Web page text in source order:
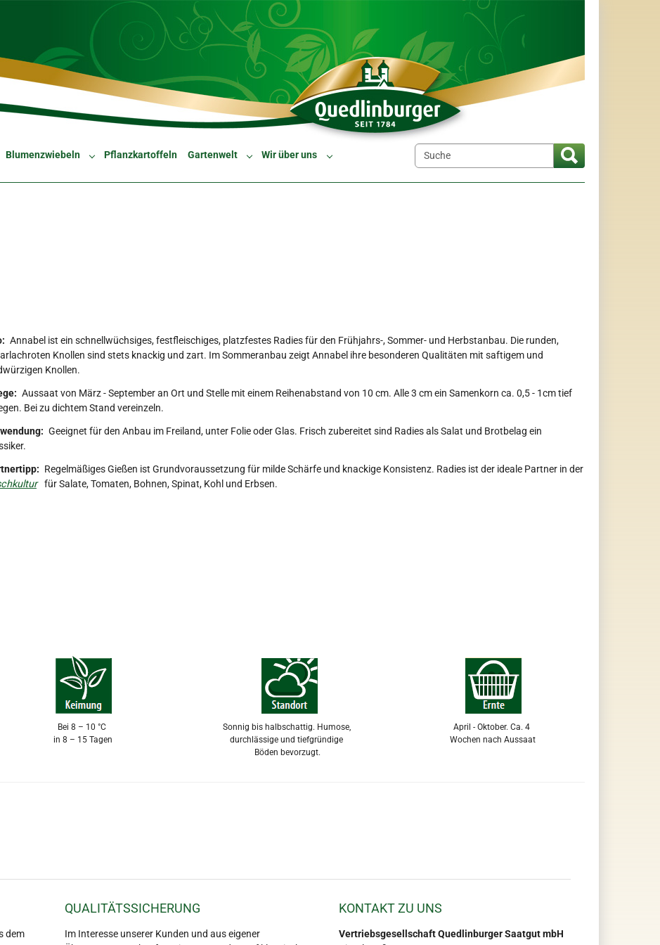
Blumenzwiebeln Submenu for "Blumenzwiebeln"
Pflanzkartoffeln Gartenwelt Submenu for "Gartenwelt"
Wir über uns Submenu for "Wir über uns"
Annabel ist ein schnellwüchsiges, festfleischiges, platzfestes Radies für den Frühjahrs-, Sommer- und Herbstanbau. Die runden,
Knollen sind stets knackig und zart. Im Sommeranbau zeigt Annabel ihre besonderen Qualitäten mit saftigem und
Knollen.
Aussaat von März - September an Ort und Stelle mit einem Reihenabstand von 10 cm. Alle 3 cm ein Samenkorn ca. 0,5 - 1cm tief
Bei zu dichtem Stand vereinzeln.
Geeignet für den Anbau im Freiland, unter Folie oder Glas. Frisch zubereitet sind Radies als Salat und Brotbelag ein
Regelmäßiges Gießen ist Grundvoraussetzung für milde Schärfe und knackige Konsistenz. Radies ist der ideale Partner in der
für Salate, Tomaten, Bohnen, Spinat, Kohl und Erbsen.
Bei 8 – 10 °C
in 8 – 15 Tagen
Sonnig bis halbschattig. Humose,
durchlässige und tiefgründige
Böden bevorzugt.
April - Oktober. Ca. 4
Wochen nach Aussaat
dem
QUALITÄTSSICHERUNG
Im Interesse unserer Kunden und aus eigener
KONTAKT ZU UNS
Vertriebsgesellschaft Quedlinburger Saatgut mbH